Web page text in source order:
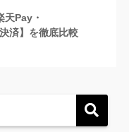
Pay・
済】を徹底比較